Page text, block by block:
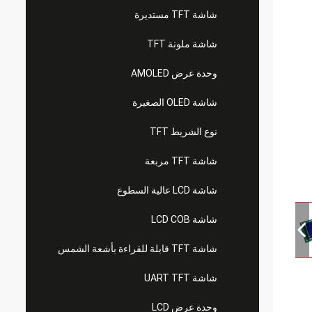
شاشة TFT مستديرة
شاشة ملونة TFT
وحدة عرض AMOLED
شاشة OLED الصغيرة
نوع الشريط TFT
شاشة TFT مربعة
شاشة LCD عالية السطوع
شاشة LCD COB
شاشة TFT قابلة للقراءة بأشعة الشمس
شاشة UART TFT
وحدة عرض LCD